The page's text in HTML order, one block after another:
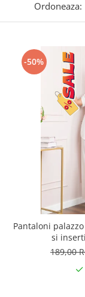
Ordoneaza:
-50%
Pantaloni
si
189,00